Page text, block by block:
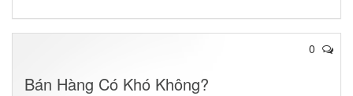
0
Bán Hàng Có Khó Không?